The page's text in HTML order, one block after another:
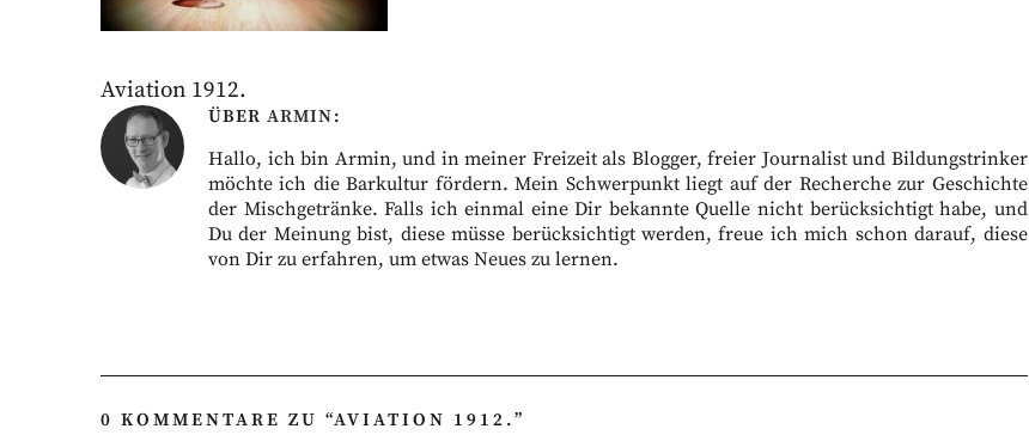
Aviation 1912.
ÜBER ARMIN
Hallo, ich bin Armin, und in meiner Freizeit als Blogger, freier Journalist und Bildungstrinker
möchte ich die Barkultur fördern. Mein Schwerpunkt liegt auf der Recherche zur Geschichte
der Mischgetränke. Falls ich einmal eine Dir bekannte Quelle nicht berücksichtigt habe, und
Du der Meinung bist, diese müsse berücksichtigt werden, freue ich mich schon darauf, diese
von Dir zu erfahren, um etwas Neues zu lernen.
0 KOMMENTARE ZU “AVIATION 1912.”